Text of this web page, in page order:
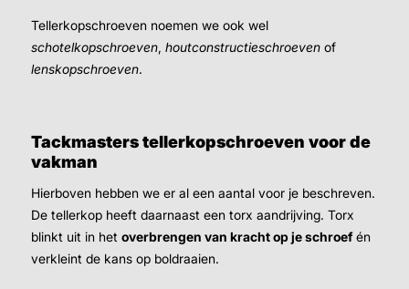
Tellerkopschroeven noemen we ook wel
schotelkopschroeven, houtconstructieschroeven of
lenskopschroeven.
Tackmasters tellerkopschroeven voor de
vakman
Hierboven hebben we er al een aantal voor je beschreven.
De tellerkop heeft daarnaast een torx aandrijving. Torx
blinkt uit in het overbrengen van kracht op je schroefén
verkleint de kans op boldraaien.